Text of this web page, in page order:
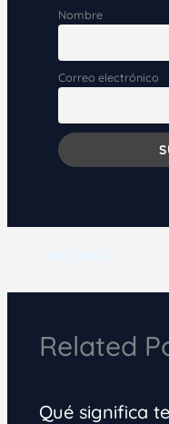
Nombre
Correo electrónico
Related
Qué significa